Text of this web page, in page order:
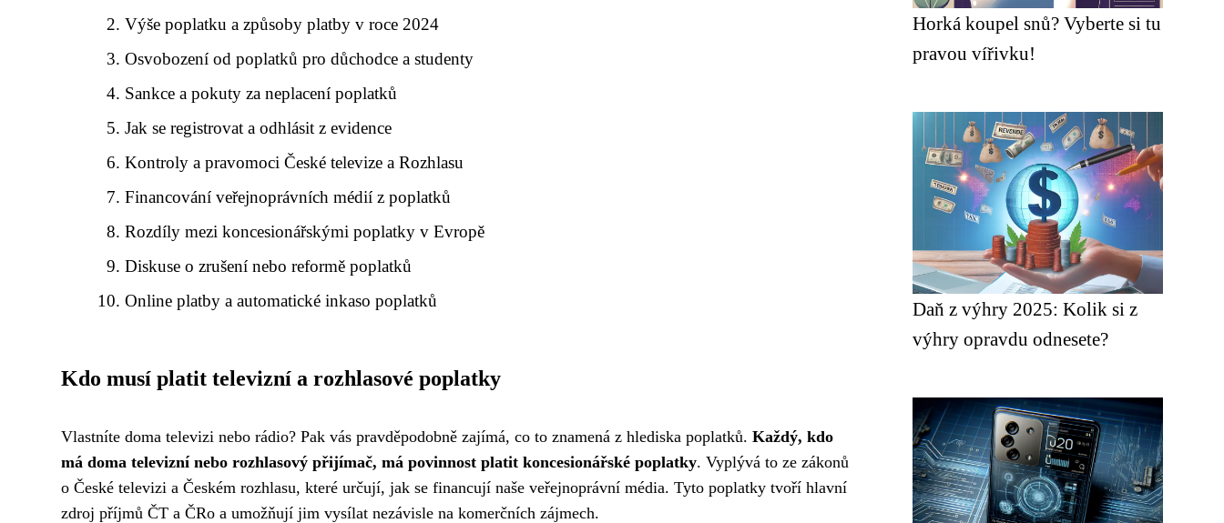
Výše poplatku a způsoby platby v roce 2024
Osvobození od poplatků pro důchodce a studenty
Sankce a pokuty za neplacení poplatků
Jak se registrovat a odhlásit z evidence
Kontroly a pravomoci České televize a Rozhlasu
Financování veřejnoprávních médií z poplatků
Rozdíly mezi koncesionářskými poplatky v Evropě
Diskuse o zrušení nebo reformě poplatků
Online platby a automatické inkaso poplatků
Kdo musí platit televizní a rozhlasové poplatky
Vlastníte doma televizi nebo rádio? Pak vás pravděpodobně zajímá, co to znamená z hlediska poplatků. Každý, kdo
má doma televizní nebo rozhlasový přijímač, má povinnost platit koncesionářské poplatky. Vyplývá to ze zákonů
o České televizi a Českém rozhlasu, které určují, jak se financují naše veřejnoprávní média. Tyto poplatky tvoří hlavní
zdroj příjmů ČT a ČRo a umožňují jim vysílat nezávisle na komerčních zájmech.
Horká koupel snů? Vyberte si tu
pravou vířivku!
Daň z výhry 2025: Kolik si z
výhry opravdu odnesete?